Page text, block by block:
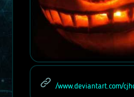
/www.deviantart.com/